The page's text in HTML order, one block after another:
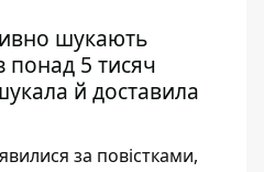
шукають
понад 5 тисяч
й доставила
за повістками,